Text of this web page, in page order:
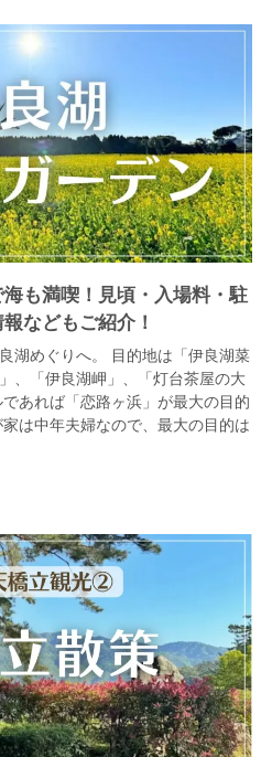
も満喫！見頃・入場料・駐
などもご紹介！
湖めぐりへ。 目的地は「伊良湖菜
、「伊良湖岬」、「灯台茶屋の大
あれば「恋路ヶ浜」が最大の目的
は中年夫婦なので、最大の目的は